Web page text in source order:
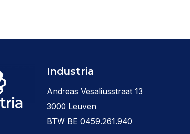
Industria
Andreas Vesaliusstraat 13
3000 Leuven
BTW BE 0459.261.940